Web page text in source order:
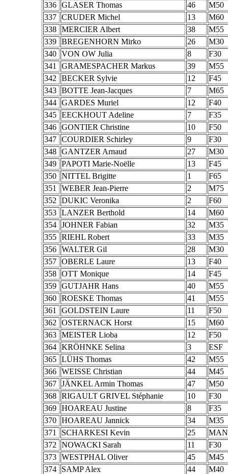
336
GLASER Thomas 46
M50
337
CRUDER Michel 13
M60
338
MERCIER Albert 38
M55
339
BREGENHORN Mirko 26
M30
340
VON OW Julia 8
F30
341
GRAMESPACHER Markus 39
M55
342
BECKER Sylvie 12
F45
343
BOTTE Jean-Jacques 7
M65
344
GARDES Muriel 12
F40
345
EECKHOUT Adeline 7
F35
346
GONTIER Christine 10
F50
347
COURDIER Schirley 9
F30
348
GANTZER Arnaud 27
M30
349
PAPOTI Marie-Noëlle 13
F45
350
NITTEL Brigitte 1
F65
351
WEBER Jean-Pierre 2
M75
352
DUKIC Veronika 2
F60
353
LANZER Berthold 14
M60
354
JOHNER Fabian 32
M35
355
RIEHL Robert 33
M35
356
WALTER Gil 28
M30
357
OBERLE Laure 13
F40
358
OTT Monique 14
F45
359
GUTJAHR Hans 40
M55
360
ROESKE Thomas 41
M55
361
GOLDSTEIN Laure 11
F50
362
OSTERNACK Horst 15
M60
363
MEISTER Lioba 12
F50
364
KRÖHNKE Selina 3
ESF
365
LÜHS Thomas 42
M55
366
WEISSE Christian 44
M45
367
JÄNKEL Armin Thomas 47
M50
368
RIGAULT GRIVEL Stéphanie 10
F30
369
HOAREAU Justine 8
F35
370
HOAREAU Jannick 34
M35
371
SCHARKESI Kevin 25
MAN
372
NOWACKI Sarah 11
F30
373
WESTPHAL Oliver 45
M45
374
SAMP Alex 44
M40